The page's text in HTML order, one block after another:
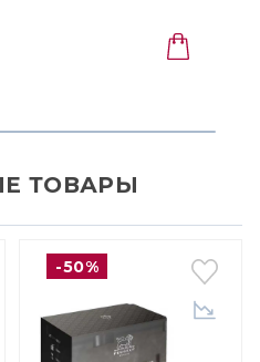
ТОВАРЫ
-50%